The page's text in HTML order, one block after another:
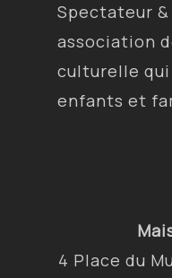
Spectateur
association
culturelle qui
enfants et
4 Place du